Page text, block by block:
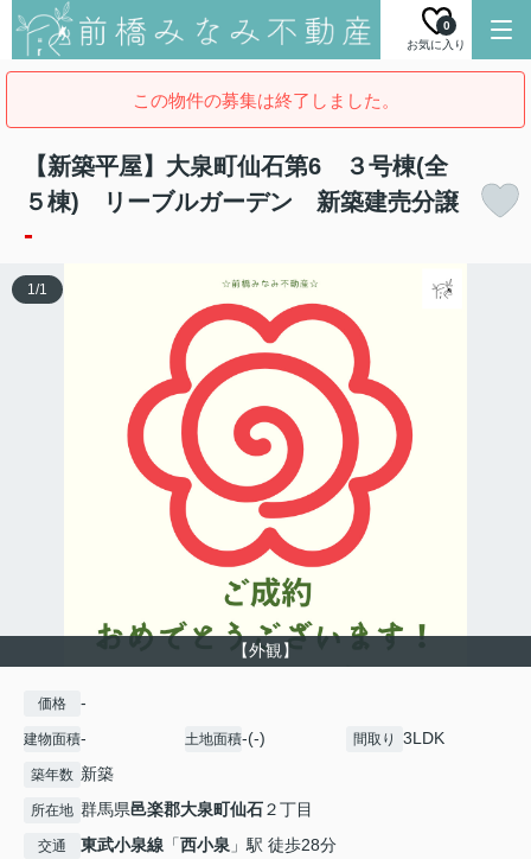
お気に入り
0
この物件の募集は終了しました。
【新築平屋】大泉町仙石第6 ３号棟(全
５棟) リーブルガーデン 新築建売分譲
-
【外観】
1/1
価格 -
建物面積- 土地面積-(-) 間取り 3LDK
築年数 新築
所在地 群馬県邑楽郡大泉町仙石２丁目
交通 東武小泉線 「西小泉 」駅 徒歩28分